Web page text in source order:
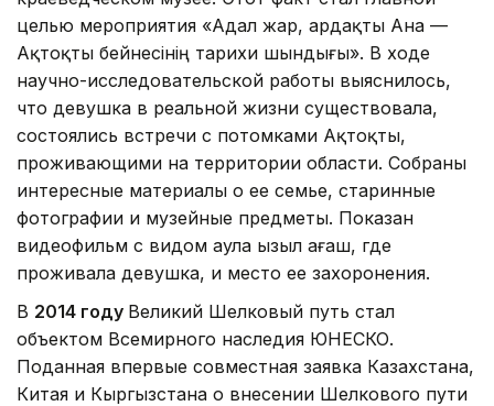
целью мероприятия «Адал жар, ардақты Ана —
Ақтоқты бейнесінің тарихи шындығы». В ходе
научно-исследовательской работы выяснилось,
что девушка в реальной жизни существовала,
состоялись встречи с потомками Ақтоқты,
проживающими на территории области. Собраны
интересные материалы о ее семье, старинные
фотографии и музейные предметы. Показан
видеофильм с видом аула Қызыл ағаш, где
проживала девушка, и место ее захоронения.
В 2014 году Великий Шелковый путь стал
объектом Всемирного наследия ЮНЕСКО.
Поданная впервые совместная заявка Казахстана,
Китая и Кыргызстана о внесении Шелкового пути